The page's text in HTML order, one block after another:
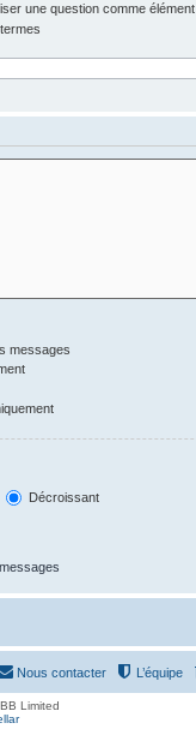
une question comme élément
messages
Décroissant
L’équipe
Nous contacter
Limited